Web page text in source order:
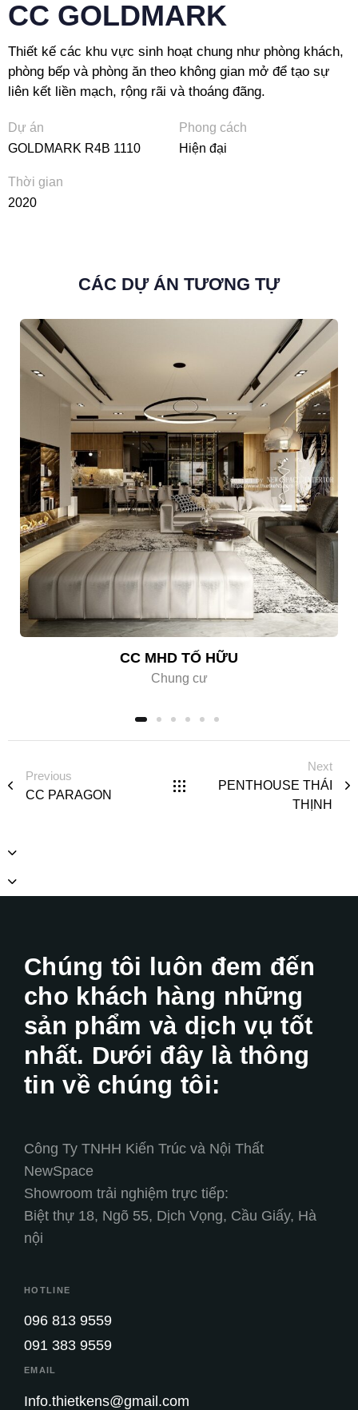
CC GOLDMARK
Thiết kế các khu vực sinh hoạt chung như phòng khách,
phòng bếp và phòng ăn theo không gian mở để tạo sự
liên kết liền mạch, rộng rãi và thoáng đãng.
Dự án
GOLDMARK R4B 1110
Phong cách
Hiện đại
Thời gian
2020
CÁC DỰ ÁN TƯƠNG TỰ
CC MHD TỐ HỮU
Chung cư
Previous
CC PARAGON
Next
PENTHOUSE THÁI
THỊNH
Chúng tôi luôn đem đến
cho khách hàng những
sản phẩm và dịch vụ tốt
nhất. Dưới đây là thông
tin về chúng tôi:
Công Ty TNHH Kiến Trúc và Nội Thất
NewSpace
Showroom trải nghiệm trực tiếp:
Biệt thự 18, Ngõ 55, Dịch Vọng, Cầu Giấy, Hà
nội
HOTLINE
096 813 9559
091 383 9559
EMAIL
Info.thietkens@gmail.com